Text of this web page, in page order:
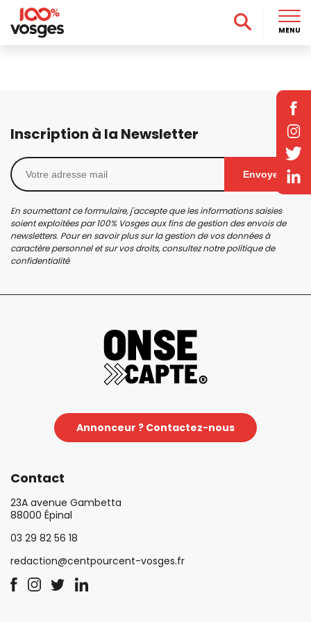
Inscription à la Newsletter
Envoyer
En soumettant ce formulaire, j'accepte que les informations saisies
soient exploitées par 100% Vosges aux fins de gestion des envois de
newsletters. Pour en savoir plus sur la gestion de vos données à
caractère personnel et sur vos droits, consultez notrepolitique de
confidentialité
Annonceur ? Contactez-nous
Contact
23A avenue Gambetta
88000 Épinal
03 29 82 56 18
redaction@centpourcent-vosges.fr
MENU